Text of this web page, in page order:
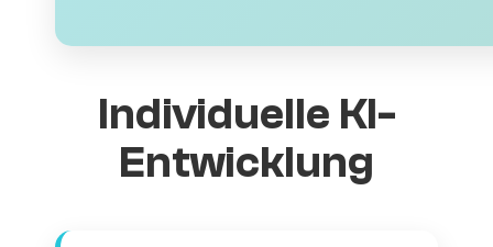
Individuelle KI-
Entwicklung